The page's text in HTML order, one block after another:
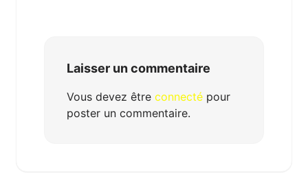
Laisser un commentaire
Vous devez être connecté pour
poster un commentaire.